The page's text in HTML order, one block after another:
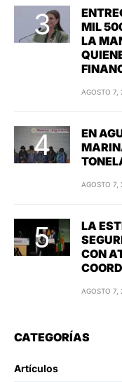
MIL
LA
AGOSTO 7,
EN
AGOSTO 7,
LA
CON
AGOSTO 7,
CATEGORÍAS
Artículos